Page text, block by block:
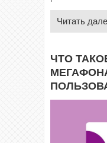
Читать
ЧТО